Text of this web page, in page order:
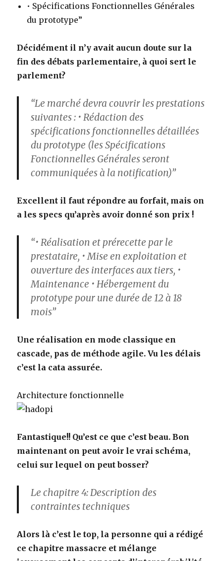
• Spécifications Fonctionnelles Générales
du prototype”
Décidément il n’y avait aucun doute sur la
fin des débats parlementaire, à quoi sert le
parlement?
“Le marché devra couvrir les prestations
suivantes : • Rédaction des
spécifications fonctionnelles détaillées
du prototype (les Spécifications
Fonctionnelles Générales seront
communiquées à la notification)”
Excellent il faut répondre au forfait, mais on
a les specs qu’après avoir donné son prix !
“• Réalisation et prérecette par le
prestataire, • Mise en exploitation et
ouverture des interfaces aux tiers, •
Maintenance • Hébergement du
prototype pour une durée de 12 à 18
mois”
Une réalisation en mode classique en
cascade, pas de méthode agile. Vu les délais
c’est la cata assurée.
Architecture fonctionnelle
Fantastique!! Qu’est ce que c’est beau. Bon
maintenant on peut avoir le vrai schéma,
celui sur lequel on peut bosser?
Le chapitre 4: Description des
contraintes techniques
Alors là c’est le top, la personne qui a rédigé
ce chapitre massacre et mélange